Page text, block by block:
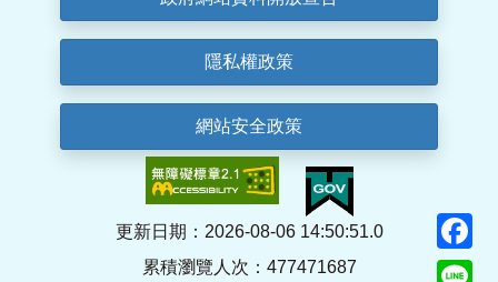
隱私權政策
網站安全政策
更新日期：2026-08-06 14:50:51.0
累積瀏覽人次：477471687